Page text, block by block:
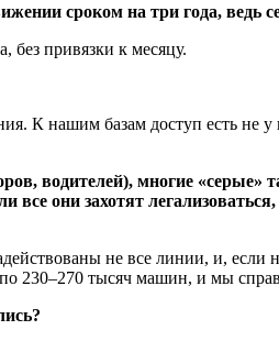
сроком на три года, ведь
без привязки к месяцу.
К нашим базам доступ есть не у
водителей), многие «серые»
они захотят
не все линии, и, если
230–270 тысяч машин, и мы